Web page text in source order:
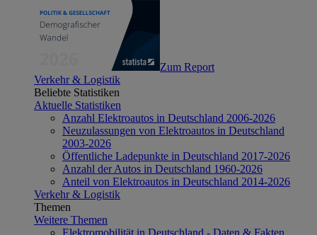
Zum Report
Verkehr & Logistik
Beliebte Statistiken
Aktuelle Statistiken
Anzahl Elektroautos in Deutschland 2006-2026
Neuzulassungen von Elektroautos in Deutschland
2003-2026
Öffentliche Ladepunkte in Deutschland 2017-2026
Anzahl der Autos in Deutschland 1960-2026
Anteil von Elektroautos in Deutschland 2014-2026
Verkehr & Logistik
Themen
Weitere Themen
Elektromobilität in Deutschland - Daten & Fakten